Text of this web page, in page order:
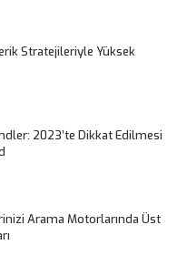
Stratejileriyle Yüksek
2023’te Dikkat Edilmesi
Arama Motorlarında Üst